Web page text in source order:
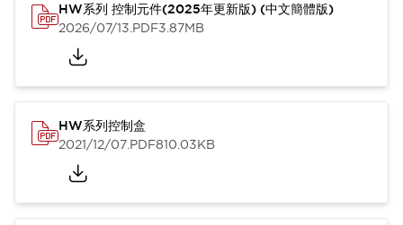
HW系列 控制元件(2025年更新版) (中文簡體版)
2026/07/13.PDF3.87MB
HW系列控制盒
2021/12/07.PDF810.03KB